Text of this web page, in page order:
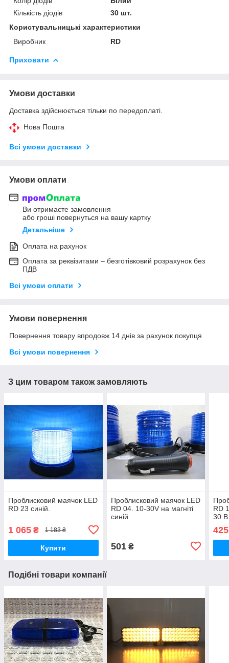
Кількість діодів
30 шт.
Користувальницькі характеристики
Виробник
RD
Приховати
Умови доставки
Доставка здійснюється тільки по передоплаті.
Нова Пошта
Всі умови доставки
Умови оплати
Ви отримаєте замовлення
або гроші повернуться на вашу картку
Детальніше
Оплата на рахунок
Оплата за реквізитами – безготівковий розрахунок без
ПДВ
Всі умови оплати
Умови повернення
Повернення товару впродовж 14 днів за рахунок покупця
Всі умови повернення
З цим товаром також замовляють
Проблисковий маячок LED
RD 23 синій.
1 065 ₴ 1 183 ₴
Купити
Проблисковий маячок LED
RD 04. 10-30V на магніті
синій.
501₴
RD
30 В
425
Подібні товари компанії